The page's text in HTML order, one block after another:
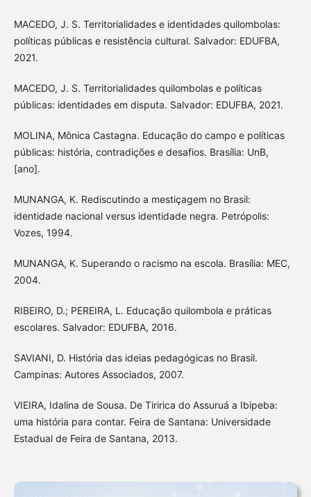
MACEDO, J. S. Territorialidades e identidades quilombolas:
políticas públicas e resistência cultural. Salvador: EDUFBA,
2021.
MACEDO, J. S. Territorialidades quilombolas e políticas
públicas: identidades em disputa. Salvador: EDUFBA, 2021.
MOLINA, Mônica Castagna. Educação do campo e políticas
públicas: história, contradições e desafios. Brasília: UnB,
[ano].
MUNANGA, K. Rediscutindo a mestiçagem no Brasil:
identidade nacional versus identidade negra. Petrópolis:
Vozes, 1994.
MUNANGA, K. Superando o racismo na escola. Brasília: MEC,
2004.
RIBEIRO, D.; PEREIRA, L. Educação quilombola e práticas
escolares. Salvador: EDUFBA, 2016.
SAVIANI, D. História das ideias pedagógicas no Brasil.
Campinas: Autores Associados, 2007.
VIEIRA, Idalina de Sousa. De Tiririca do Assuruá a Ibipeba:
uma história para contar. Feira de Santana: Universidade
Estadual de Feira de Santana, 2013.